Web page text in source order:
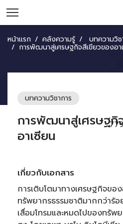
หน้าแรก คลังความรู้ บทความวิช
การพัฒนาสู่เศรษฐกิจสีเขียวของอาเซี
บทความวิชาการ
การพัฒนาสู่เศรษฐกิ
อาเซียน
เกี่ยวกับเอกสาร
การเติบโตมาทางเศรษฐกิจขอ
ทรัพยากรธรรมชาติมากกว่าร้
เสื่อมโทรมและหมดไปของทรัพ